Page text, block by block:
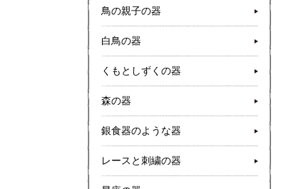
鳥の親子の器
白鳥の器
くもとしずくの器
森の器
銀食器のような器
レースと刺繍の器